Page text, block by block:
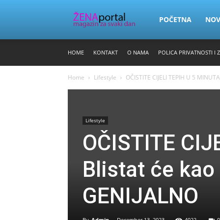
Zena
POČETNA
HOME KONTAKT O NAMA POLICA PRIVATNOSTI I
Home Lifestyle OČISTITE CIJELI TEPIH U 5
Lifestyle
OČISTITE
Blistat će kao
GENIJALNO